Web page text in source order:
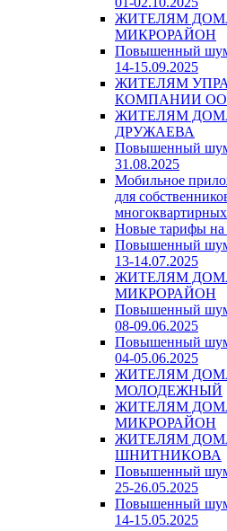
ЖИТЕЛЯМ
МИКРОРАЙОН
Повышенный шум
14-15.09.2025
ЖИТЕЛЯМ
КОМПАНИИ
ЖИТЕЛЯМ
ДРУЖАЕВА
Повышенный шум
31.08.2025
Мобильное
для
Новые тарифы на
Повышенный шум
13-14.07.2025
ЖИТЕЛЯМ
МИКРОРАЙОН
Повышенный шум
08-09.06.2025
Повышенный шум
04-05.06.2025
ЖИТЕЛЯМ
МОЛОДЕЖНЫЙ
ЖИТЕЛЯМ
МИКРОРАЙОН
ЖИТЕЛЯМ
ШНИТНИКОВА
Повышенный шум
25-26.05.2025
Повышенный шум
14-15.05.2025